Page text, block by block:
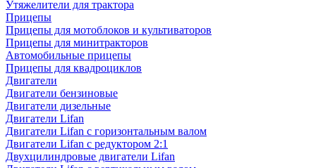
Утяжелители для трактора
Прицепы
Прицепы для мотоблоков и культиваторов
Прицепы для минитракторов
Автомобильные прицепы
Прицепы для квадроциклов
Двигатели
Двигатели бензиновые
Двигатели дизельные
Двигатели Lifan
Двигатели Lifan с горизонтальным валом
Двигатели Lifan с редуктором 2:1
Двухцилиндровые двигатели Lifan